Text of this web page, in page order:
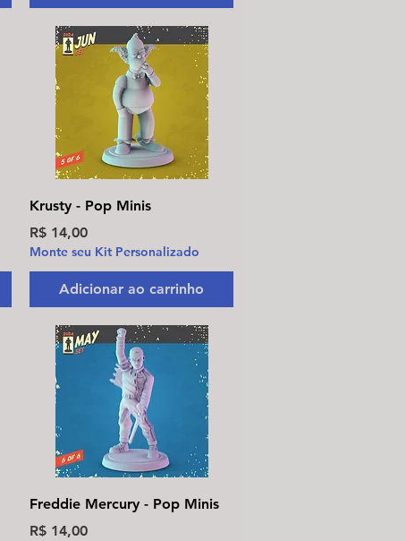
Visualização rápida
Krusty - Pop Minis
Preço
R$ 14,00
Monte seu Kit Personalizado
Adicionar ao carrinho
Visualização rápida
Freddie Mercury - Pop Minis
Preço
R$ 14,00